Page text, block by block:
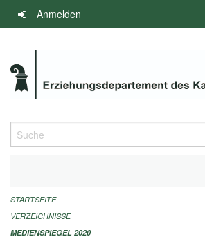
Navigation
überspringen
Anmelden
Suche
INFOS ZUM ED-MEDIENSPIEGEL
IMPRESSUM
STARTSEITE
VERZEICHNISSE
MEDIENSPIEGEL 2020